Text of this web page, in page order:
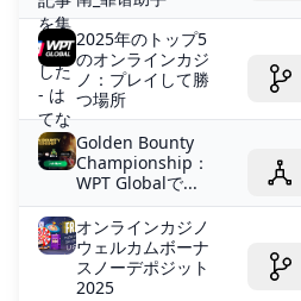
2025年のトップ5
のオンラインカジ
ノ：プレイして勝
つ場所
Golden Bounty
Championship：
WPT​​ Globalで...
オンラインカジノ
ウェルカムボーナ
スノーデポジ​​ット
2025